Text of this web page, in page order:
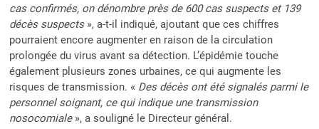
cas confirmés, on dénombre près de 600 cas suspects et 139
décès suspects», a-t-il indiqué, ajoutant que ces chiffres
pourraient encore augmenter en raison de la circulation
prolongée du virus avant sa détection. L’épidémie touche
également plusieurs zones urbaines, ce qui augmente les
risques de transmission. « Des décès ont été signalés parmi le
personnel soignant, ce qui indique une transmission
nosocomiale», a souligné le Directeur général.